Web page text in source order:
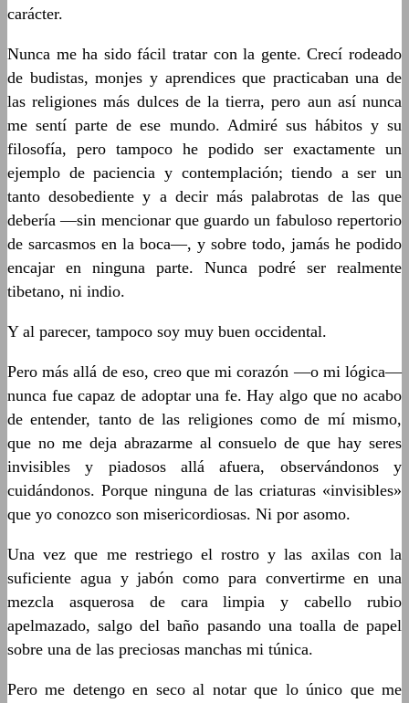
carácter.
Nunca me ha sido fácil tratar con la gente. Crecí rodeado
de budistas, monjes y aprendices que practicaban una de
las religiones más dulces de la tierra, pero aun así nunca
me sentí parte de ese mundo. Admiré sus hábitos y su
filosofía, pero tampoco he podido ser exactamente un
ejemplo de paciencia y contemplación; tiendo a ser un
tanto desobediente y a decir más palabrotas de las que
debería —sin mencionar que guardo un fabuloso repertorio
de sarcasmos en la boca—, y sobre todo, jamás he podido
encajar en ninguna parte. Nunca podré ser realmente
tibetano, ni indio.
Y al parecer, tampoco soy muy buen occidental.
Pero más allá de eso, creo que mi corazón —o mi lógica—
nunca fue capaz de adoptar una fe. Hay algo que no acabo
de entender, tanto de las religiones como de mí mismo,
que no me deja abrazarme al consuelo de que hay seres
invisibles y piadosos allá afuera, observándonos y
cuidándonos. Porque ninguna de las criaturas «invisibles»
que yo conozco son misericordiosas. Ni por asomo.
Una vez que me restriego el rostro y las axilas con la
suficiente agua y jabón como para convertirme en una
mezcla asquerosa de cara limpia y cabello rubio
apelmazado, salgo del baño pasando una toalla de papel
sobre una de las preciosas manchas mi túnica.
Pero me detengo en seco al notar que lo único que me